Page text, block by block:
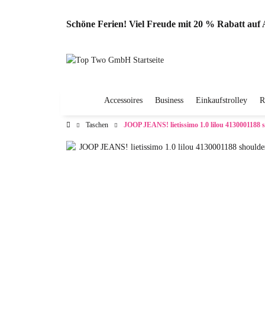
Schöne Ferien! Viel Freude mit 20 % Rabatt
Accessoires Business Einkaufstrolley
Taschen JOOP JEANS! lietissimo 1.0 lilou